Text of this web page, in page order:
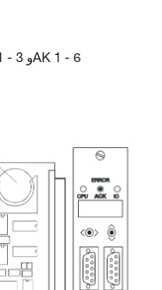
لفئات المتطلبات المتعلقة بالسلامة SIL 1 - 3 وAK 1 - 6